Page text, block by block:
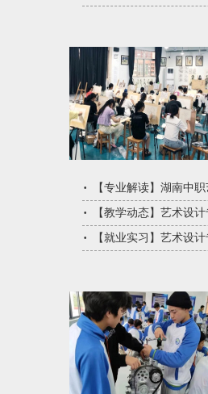
【专业解读】 湖南中职
【教学动态】 艺术设计
【就业实习 】 艺术设